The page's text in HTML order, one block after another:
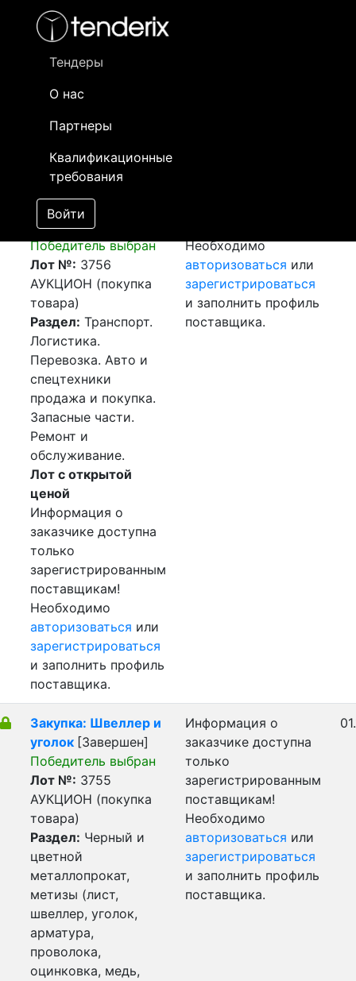
Тендеры
О нас
Партнеры
Квалификационные
требования
Войти
- активный лот
- сохраненный лот (не опубликован)
Закупка: Перевозка
г.Нидерёнц
(Швейцария) -
г.Алматы (РК)
[Завершен]
Победитель выбран
Лот №: 3756
АУКЦИОН (покупка
товара)
Раздел: Транспорт.
Логистика.
Перевозка. Авто и
спецтехники
продажа и покупка.
Запасные части.
Ремонт и
обслуживание.
Лот с открытой
ценой
Информация о
заказчике доступна
только
зарегистрированным
поставщикам!
Необходимо
авторизоваться или
зарегистрироваться
и заполнить профиль
поставщика.
Необходимо
авторизоваться или
зарегистрироваться
и заполнить профиль
поставщика.
Закупка: Швеллер и
уголок [Завершен]
Победитель выбран
Лот №: 3755
АУКЦИОН (покупка
товара)
Раздел: Черный и
цветной
металлопрокат,
метизы (лист,
швеллер, уголок,
арматура,
проволока,
оцинковка, медь,
Информация о
заказчике доступна
только
зарегистрированным
поставщикам!
Необходимо
авторизоваться или
зарегистрироваться
и заполнить профиль
поставщика.